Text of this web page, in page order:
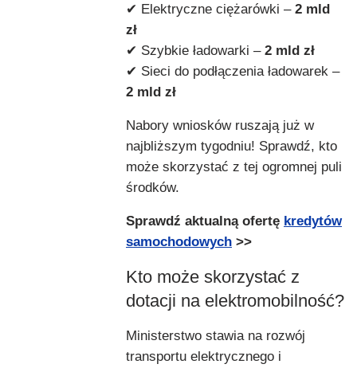
✔ Elektryczne ciężarówki – 2 mld
zł
✔ Szybkie ładowarki – 2 mld zł
✔ Sieci do podłączenia ładowarek –
2 mld zł
Nabory wniosków ruszają już w
najbliższym tygodniu! Sprawdź, kto
może skorzystać z tej ogromnej puli
środków.
Sprawdź aktualną ofertę kredytów
samochodowych >>
Kto może skorzystać z
dotacji na elektromobilność?
Ministerstwo stawia na rozwój
transportu elektrycznego i